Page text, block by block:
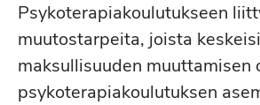
Psykoterapiakoulutukseen
muutostarpeita, joista
maksullisuuden muuttamisen
psykoterapiakoulutuksen